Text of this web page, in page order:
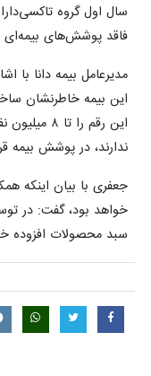
سال اول گروه
فاقد پوشش‌های بیمه‌ای
این بیمه خاطرنشان
این رقم
ندارند، در پوشش بیمه
خواهد بود، گفت: در
سبد محصولات افزوده